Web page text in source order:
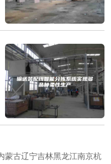
蒙古辽宁吉林黑龙江南京杭